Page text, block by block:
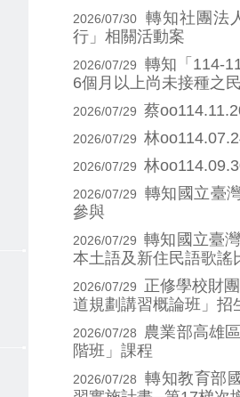
2026/07/30轉知社團法
行」相關活動案
2026/07/29 轉知「114-
6個月以上尚未接種之
2026/07/29 蔡
2026/07/29 林
2026/07/29 林
2026/07/29 轉知國立臺
參與
2026/07/29轉知國立臺
本土語及新住民語歌謠
2026/07/29 正修學校財
道規劃講習概論班」招
2026/07/28
農業部高雄
階班」課程
2026/07/28轉知教育部